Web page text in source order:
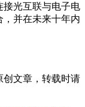
接光互联与电子电
，并在未来十年内
创文章，转载时请